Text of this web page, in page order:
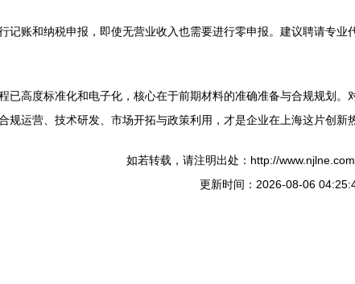
记账和纳税申报，即使无营业收入也需要进行零申报。建议聘请专业
已高度标准化和电子化，核心在于前期材料的准确准备与合规规划
规运营、技术研发、市场开拓与政策利用，才是企业在上海这片创新
如若转载，请注明出处：http://
更新时间：2026-08-06